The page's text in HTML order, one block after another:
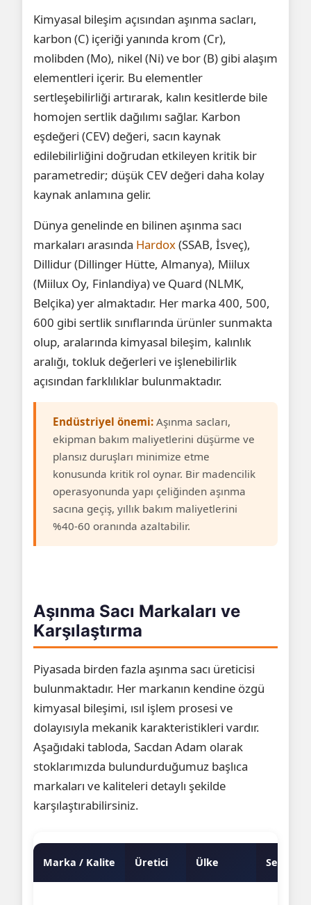
Kimyasal bileşim açısından aşınma sacları,
karbon (C) içeriği yanında krom (Cr),
molibden (Mo), nikel (Ni) ve bor (B) gibi alaşım
elementleri içerir. Bu elementler
sertleşebilirliği artırarak, kalın kesitlerde bile
homojen sertlik dağılımı sağlar. Karbon
eşdeğeri (CEV) değeri, sacın kaynak
edilebilirliğini doğrudan etkileyen kritik bir
parametredir; düşük CEV değeri daha kolay
kaynak anlamına gelir.
Dünya genelinde en bilinen aşınma sacı
markaları arasında Hardox(SSAB, İsveç),
Dillidur (Dillinger Hütte, Almanya), Miilux
(Miilux Oy, Finlandiya) ve Quard (NLMK,
Belçika) yer almaktadır. Her marka 400, 500,
600 gibi sertlik sınıflarında ürünler sunmakta
olup, aralarında kimyasal bileşim, kalınlık
aralığı, tokluk değerleri ve işlenebilirlik
açısından farklılıklar bulunmaktadır.
Endüstriyel önemi: Aşınma sacları,
ekipman bakım maliyetlerini düşürme ve
plansız duruşları minimize etme
konusunda kritik rol oynar. Bir madencilik
operasyonunda yapı çeliğinden aşınma
sacına geçiş, yıllık bakım maliyetlerini
%40-60 oranında azaltabilir.
Aşınma Sacı Markaları ve
Karşılaştırma
Piyasada birden fazla aşınma sacı üreticisi
bulunmaktadır. Her markanın kendine özgü
kimyasal bileşimi, ısıl işlem prosesi ve
dolayısıyla mekanik karakteristikleri vardır.
Aşağıdaki tabloda, Sacdan Adam olarak
stoklarımızda bulundurduğumuz başlıca
markaları ve kaliteleri detaylı şekilde
karşılaştırabilirsiniz.
Marka / Kalite Üretici Ülke Sertlik